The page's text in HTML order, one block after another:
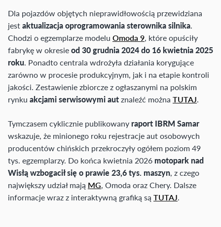
Dla pojazdów objętych nieprawidłowością przewidziana
jestaktualizacja oprogramowania sterownika silnika.
Chodzi o egzemplarze modelu Omoda 9, które opuściły
fabrykę w okresieod 30 grudnia 2024 do 16 kwietnia 2025
roku. Ponadto centrala wdrożyła działania korygujące
zarówno w procesie produkcyjnym, jak i na etapie kontroli
jakości. Zestawienie zbiorcze z ogłaszanymi na polskim
rynku akcjami serwisowymi autznaleźć można TUTAJ.
Tymczasem cyklicznie publikowany raport IBRM Samar
wskazuje, że minionego roku rejestracje aut osobowych
producentów chińskich przekroczyły ogółem poziom 49
tys. egzemplarzy. Do końca kwietnia 2026 motopark nad
Wisłą wzbogacił się o prawie 23,6 tys. maszyn, z czego
największy udział mają MG, Omoda oraz Chery. Dalsze
informacje wraz z interaktywną grafiką są TUTAJ.